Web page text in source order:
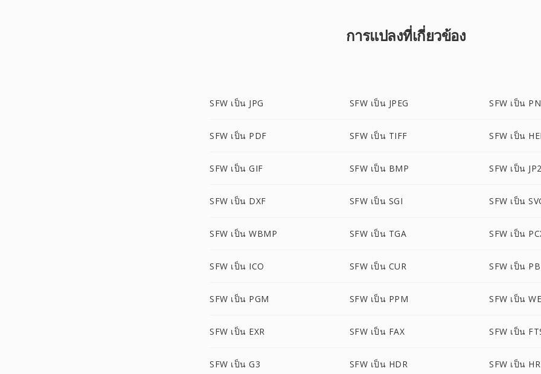
การแปลงที่เกี่ยวข้อง
SFW เป็น JPG SFW เป็น JPEG SFW เป็น
SFW เป็น PDF SFW เป็น TIFF SFW เป็น
SFW เป็น GIF SFW เป็น BMP SFW เป็น JP2
SFW เป็น DXF SFW เป็น SGI SFW เป็น
SFW เป็น WBMP SFW เป็น TGA SFW เป็น
SFW เป็น ICO SFW เป็น CUR SFW เป็น
SFW เป็น PGM SFW เป็น PPM SFW เป็น
SFW เป็น EXR SFW เป็น FAX SFW เป็น
SFW เป็น G3 SFW เป็น HDR SFW เป็น